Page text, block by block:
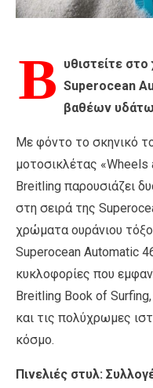
Β υθιστείτε
Superocean
βαθέων
Με φόντο το σκηνικό
μοτοσικλέτας
Breitling παρουσιάζει
στη σειρά της
χρώματα ουράνιου
Superocean Automatic
κυκλοφορίες που
Breitling Book of
και τις πολύχρωμες
κόσμο.
Πινελιές στυλ: